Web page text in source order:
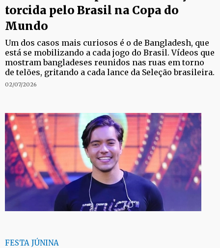
torcida pelo Brasil na Copa do
Mundo
Um dos casos mais curiosos é o de Bangladesh, que
está se mobilizando a cada jogo do Brasil. Vídeos que
mostram bangladeses reunidos nas ruas em torno
de telões, gritando a cada lance da Seleção brasileira.
02/07/2026
FESTA JÚNINA